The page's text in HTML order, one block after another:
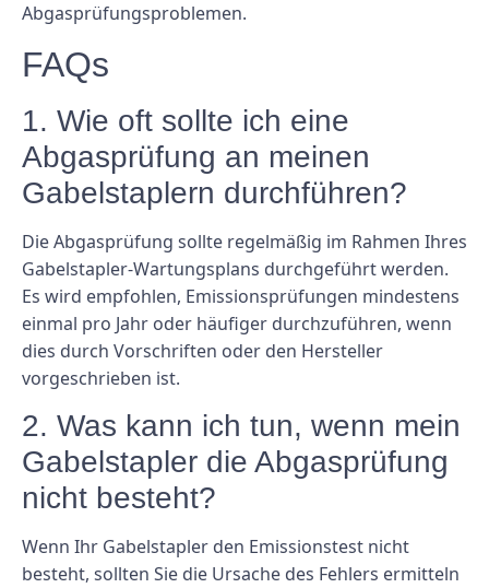
Abgasprüfungsproblemen.
FAQs
1. Wie oft sollte ich eine
Abgasprüfung an meinen
Gabelstaplern durchführen?
Die Abgasprüfung sollte regelmäßig im Rahmen Ihres
Gabelstapler-Wartungsplans durchgeführt werden.
Es wird empfohlen, Emissionsprüfungen mindestens
einmal pro Jahr oder häufiger durchzuführen, wenn
dies durch Vorschriften oder den Hersteller
vorgeschrieben ist.
2. Was kann ich tun, wenn mein
Gabelstapler die Abgasprüfung
nicht besteht?
Wenn Ihr Gabelstapler den Emissionstest nicht
besteht, sollten Sie die Ursache des Fehlers ermitteln